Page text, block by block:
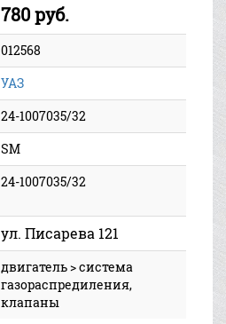
780 руб.
012568
УАЗ
24-1007035/32
SM
24-1007035/32
ул. Писарева 121
двигатель > система
газораспредиления,
клапаны